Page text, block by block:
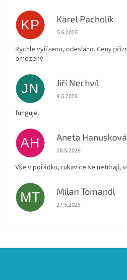
KP Karel Pacholík
Hodnocení obchodu je
5.6.2026
Rychle vyřízeno, odesláno. Ceny
omezený.
JN Jiří Nechvíl
Hodnocení obchodu je
4.6.2026
funguje.
AH Aneta Hanusková
Hodnocení obchodu je 5
28.5.2026
Vše v pořádku, rukavice se netrhají,
MT Milan Tomandl
Hodnocení obchodu je 5
27.5.2026